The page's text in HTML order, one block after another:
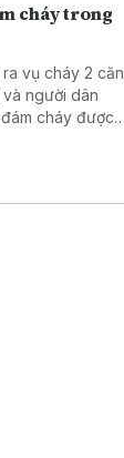
cháy trong
vụ cháy 2 căn
người dân
cháy được